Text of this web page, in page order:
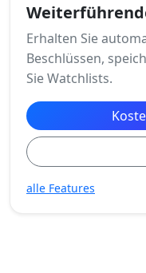
Erhalten Sie
Beschlüssen,
Sie Watchlists.
alle Features